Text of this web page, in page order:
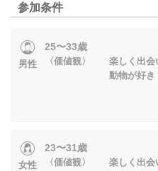
参加条件
男性
25〜33歳
〈価値観〉 楽しく出会
動物が好き
女性
23〜31歳
〈価値観〉 楽しく出会